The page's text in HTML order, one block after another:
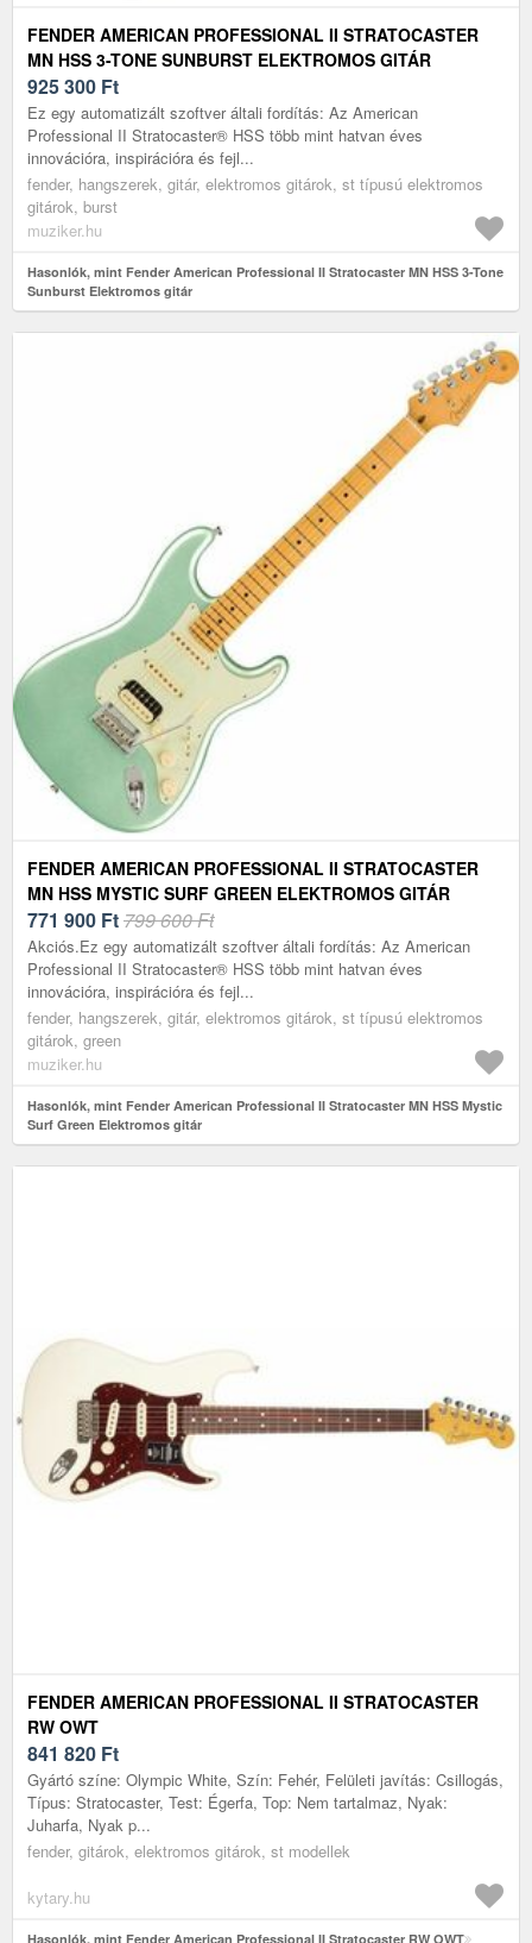
FENDER AMERICAN PROFESSIONAL II STRATOCASTER
MN HSS 3-TONE SUNBURST ELEKTROMOS GITÁR
925 300 Ft
Ez egy automatizált szoftver általi fordítás: Az American
Professional II Stratocaster® HSS több mint hatvan éves
innovációra, inspirációra és fejl...
fender, hangszerek, gitár, elektromos gitárok, st típusú elektromos
gitárok, burst
muziker.hu
Hasonlók, mint Fender American Professional II Stratocaster MN HSS 3-Tone
Sunburst Elektromos gitár
FENDER AMERICAN PROFESSIONAL II STRATOCASTER
MN HSS MYSTIC SURF GREEN ELEKTROMOS GITÁR
771 900 Ft799 600 Ft
Akciós.Ez egy automatizált szoftver általi fordítás: Az American
Professional II Stratocaster® HSS több mint hatvan éves
innovációra, inspirációra és fejl...
fender, hangszerek, gitár, elektromos gitárok, st típusú elektromos
gitárok, green
muziker.hu
Hasonlók, mint Fender American Professional II Stratocaster MN HSS Mystic
Surf Green Elektromos gitár
FENDER AMERICAN PROFESSIONAL II STRATOCASTER
RW OWT
841 820 Ft
Gyártó színe: Olympic White, Szín: Fehér, Felületi javítás: Csillogás,
Típus: Stratocaster, Test: Égerfa, Top: Nem tartalmaz, Nyak:
Juharfa, Nyak p...
fender, gitárok, elektromos gitárok, st modellek
kytary.hu
Hasonlók, mint Fender American Professional II Stratocaster RW OWT